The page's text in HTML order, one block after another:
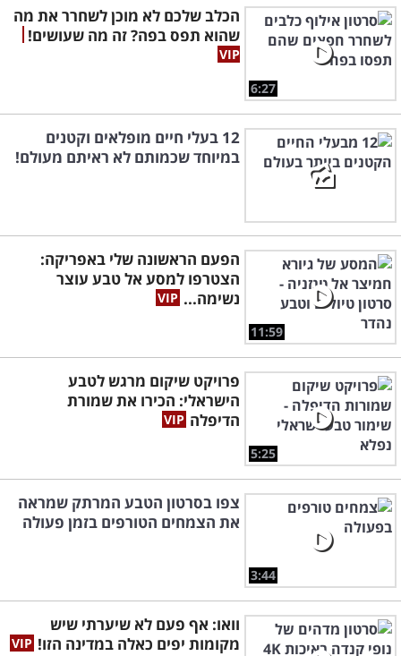
6:27
הכלב שלכם לא מוכן לשחרר את מה
שהוא תפס בפה? זה מה שעושים!
12 בעלי חיים מופלאים וקטנים
במיוחד שכמותם לא ראיתם מעולם!
11:59
הפעם הראשונה שלי באפריקה:
הצטרפו למסע אל טבע עוצר
נשימה...
5:25
פרויקט שיקום מרגש לטבע
הישראלי: הכירו את שמורת
הדיפלה
3:44
צפו בסרטון הטבע המרתק שמראה
את הצמחים הטורפים בזמן פעולה
וואו: אף פעם לא שיערתי שיש
מקומות יפים כאלה במדינה הזו!